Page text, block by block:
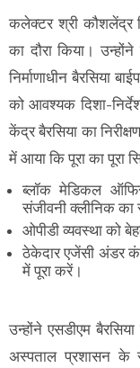
कलेक्टर श्री कौशलेंद्र
का दौरा किया।
निर्माणाधीन बैरसिया
को आवश्यक दिशा-
केंद्र बैरसिया का
में आया कि पूरा का पूरा
ब्लॉक मेडिकल
संजीवनी क्लीनिक
ओपीडी व्यवस्था को
ठेकेदार एजेंसी अंडर
में पूरा करें।
उन्होंने एसडीएम
अस्पताल प्रशासन के